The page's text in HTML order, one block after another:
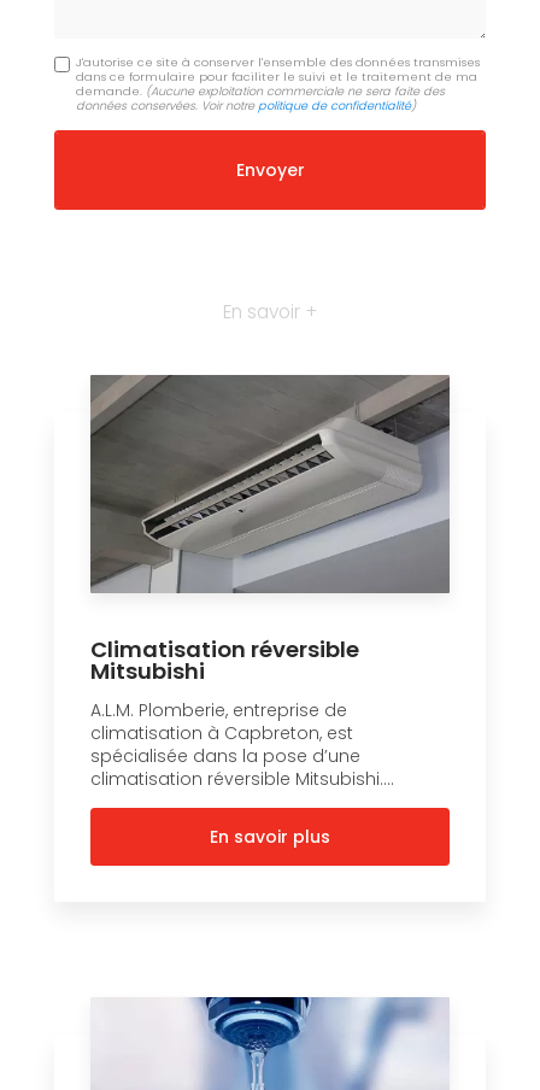
J'autorise ce site à conserver l'ensemble des données transmises
dans ce formulaire pour faciliter le suivi et le traitement de ma
demande. (Aucune exploitation commerciale ne sera faite des
données conservées. Voir notrepolitique de confidentialité)
En savoir +
Climatisation réversible
Mitsubishi
A.L.M. Plomberie, entreprise de
climatisation à Capbreton, est
spécialisée dans la pose d’une
climatisation réversible Mitsubishi....
En savoir plus